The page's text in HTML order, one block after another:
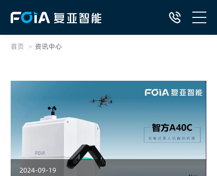
首页
自动飞行系统产品
DaaS低空智网服务
行业解决方案
低空应用典型案例
首页 > 资讯中心
2024-09-19